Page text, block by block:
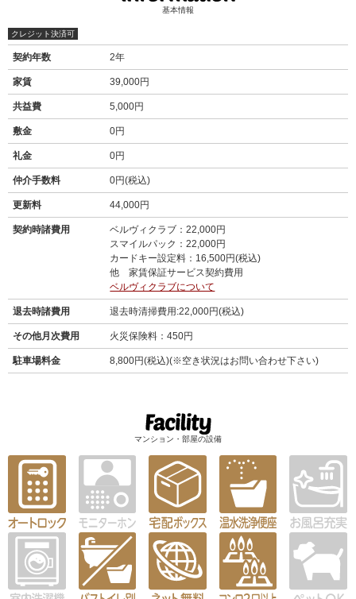
基本情報
クレジット決済可
契約年数 2年
家賃 39,000円
共益費 5,000円
敷金 0円
礼金 0円
仲介手数料 0円(税込)
更新料 44,000円
契約時諸費用
ベルヴィクラブ：22,000円
スマイルパック：22,000円
カードキー設定料：16,500円(税込)
他 家賃保証サービス契約費用
ベルヴィクラブについて
退去時諸費用 退去時清掃費用:22,000円(税込)
その他月次費用 火災保険料：450円
駐車場料金 8,800円(税込)(※空き状況はお問い合わせ下さい)
マンション・部屋の設備